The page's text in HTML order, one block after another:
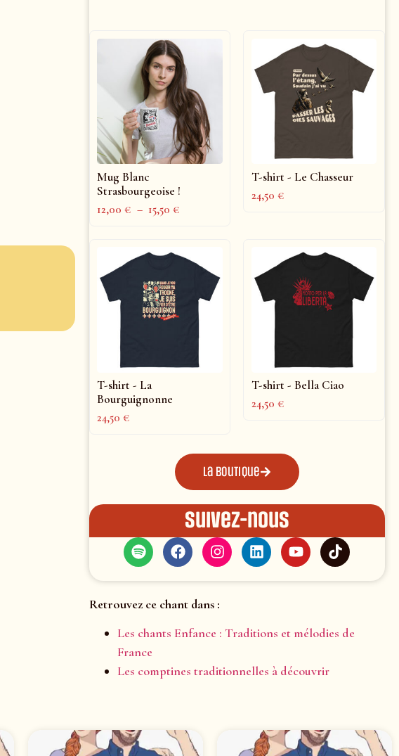
Mug Blanc
Strasbourgeoise !
12,00€ – 15,50€
T-shirt - Le Chasseur
24,50€
T-shirt - La
Bourguignonne
24,50€
T-shirt - Bella Ciao
24,50€
La boutique
Suivez-nous
Retrouvez ce chant dans :
Les chants Enfance : Traditions et mélodies de
France
Les comptines traditionnelles à découvrir